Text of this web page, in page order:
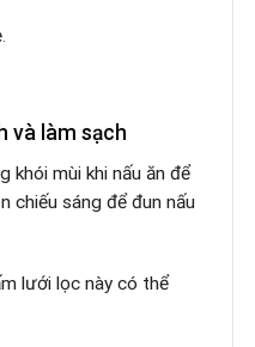
.
và làm sạch
khói mùi khi nấu ăn để
chiếu sáng để đun nấu
lưới lọc này có thể